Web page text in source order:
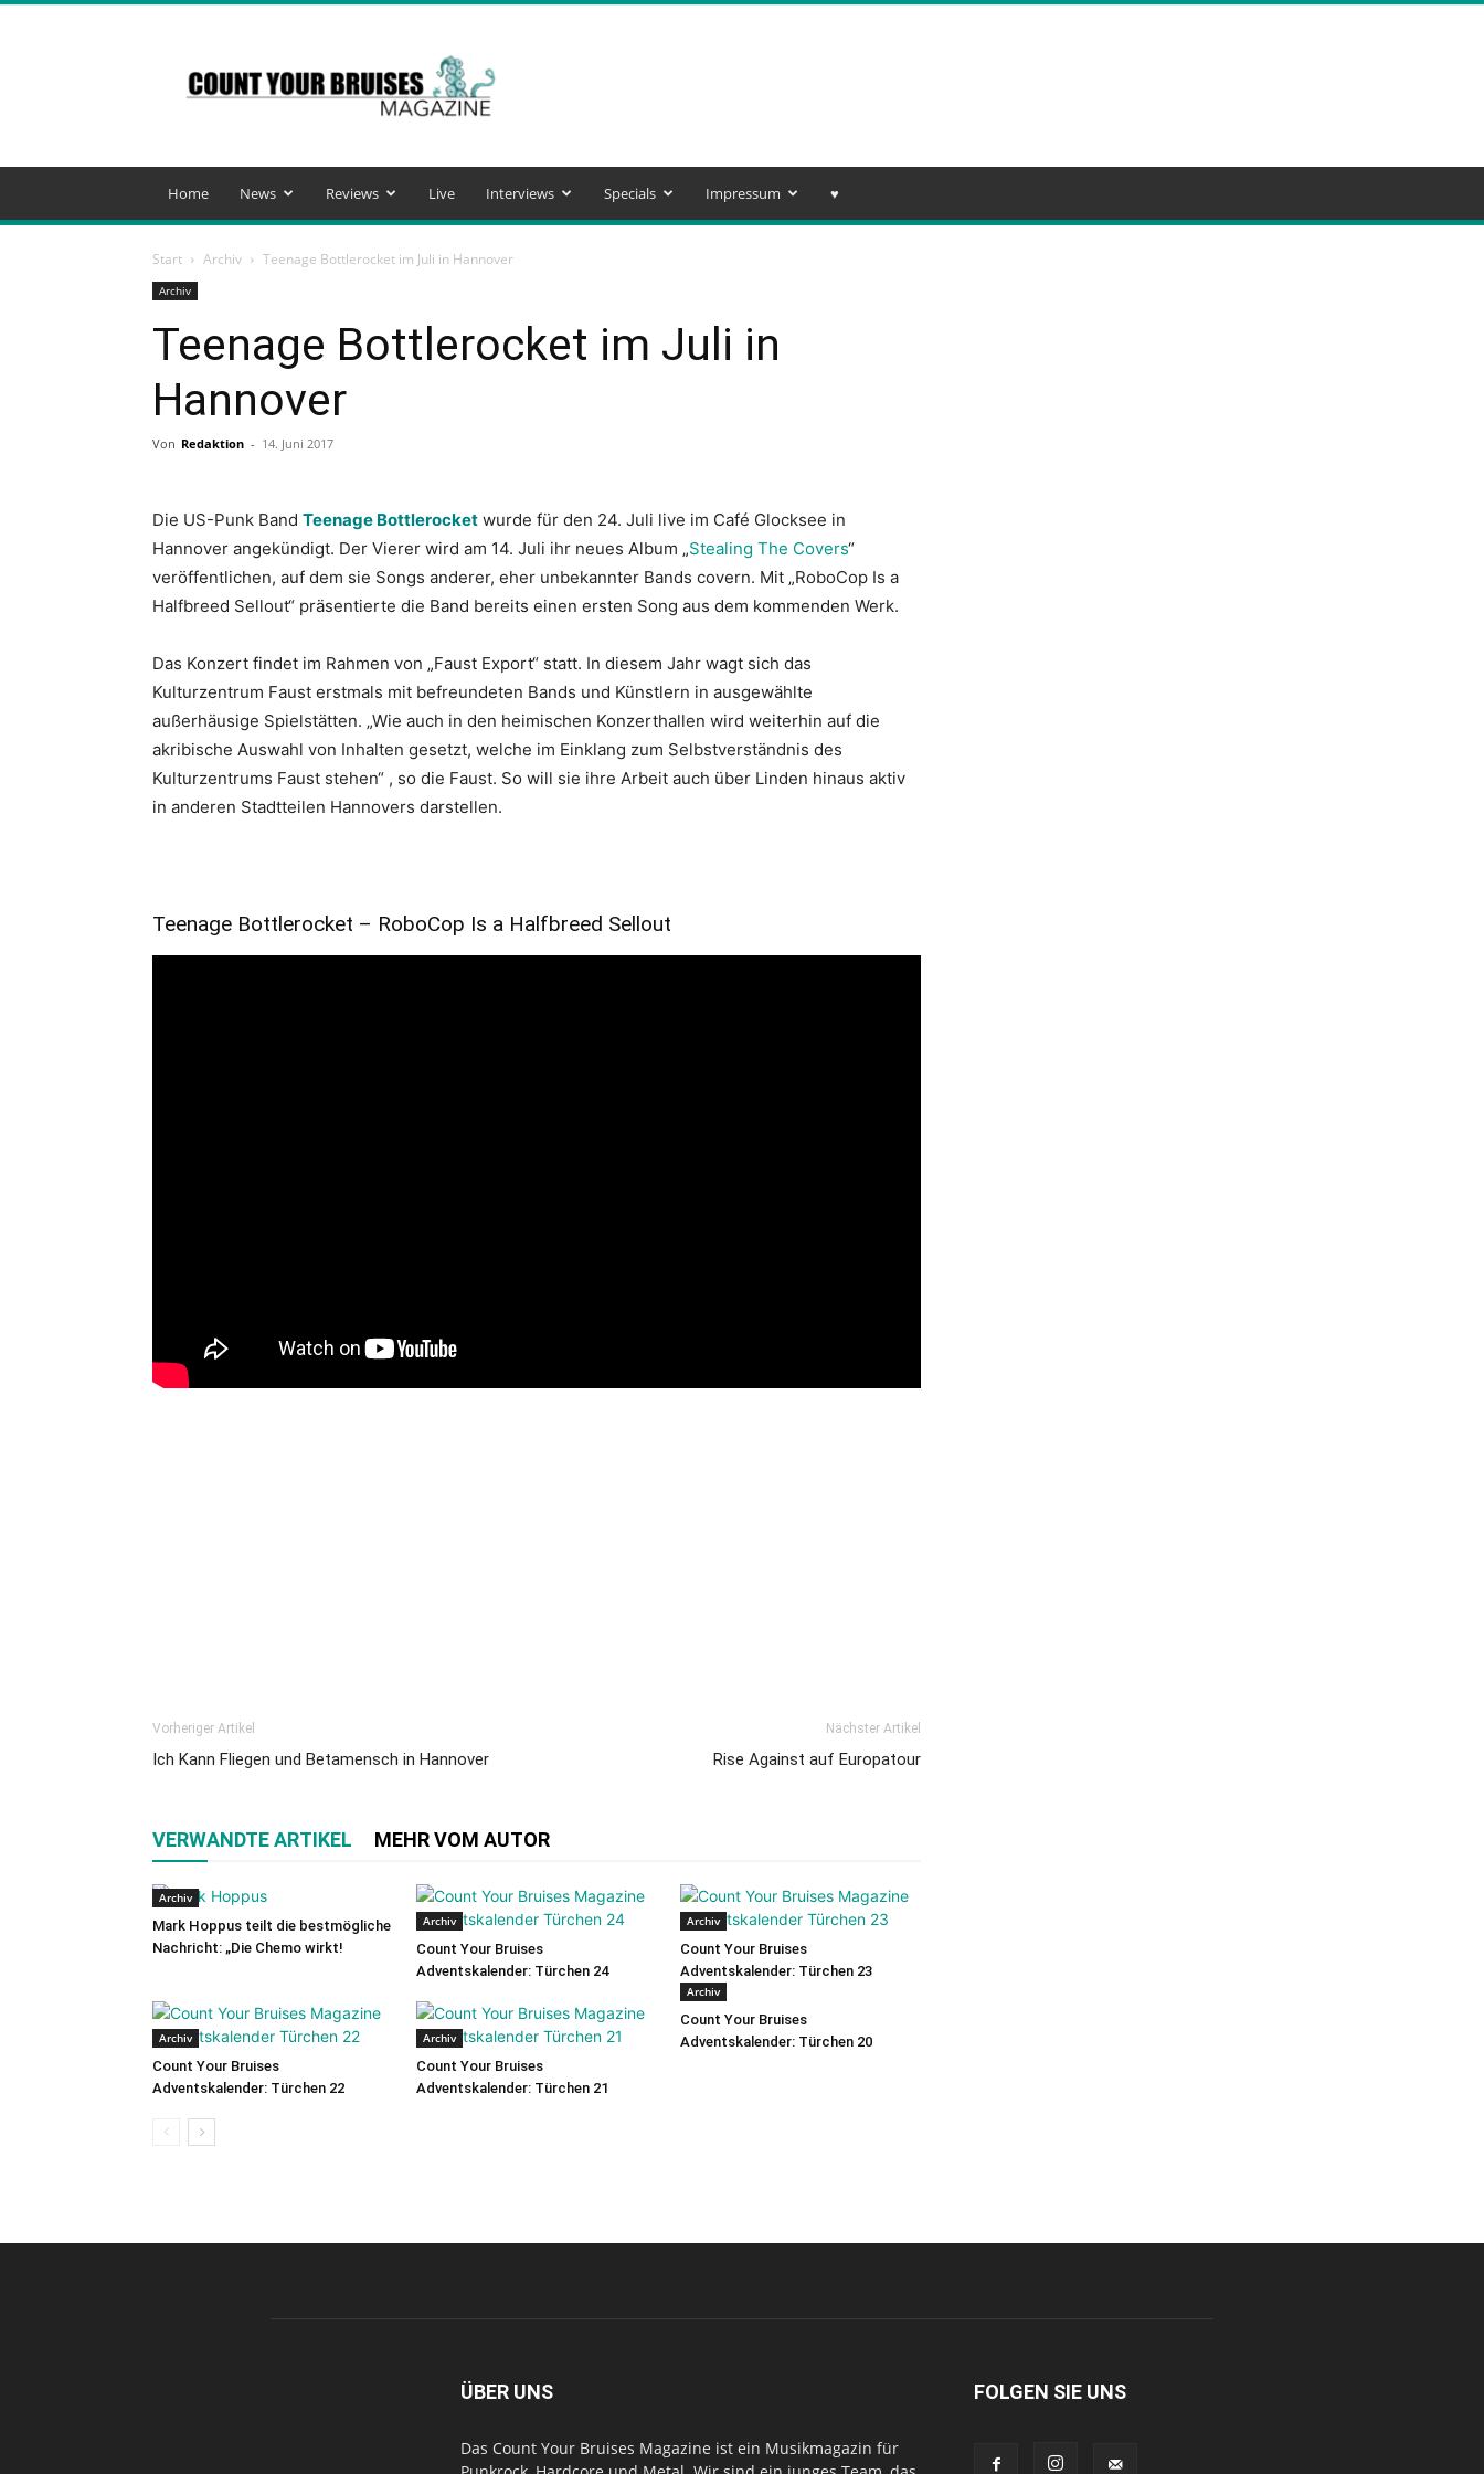
Your
Bruises
Magazine
Home News Reviews Live Interviews Specials Impressum ♥️
Start Archiv Teenage Bottlerocket im Juli in Hannover
Archiv
Teenage Bottlerocket im Juli in
Hannover
Von Redaktion - 14. Juni 2017
Die US-Punk Band Teenage Bottlerocket wurde für den 24. Juli live im Café Glocksee in
Hannover angekündigt. Der Vierer wird am 14. Juli ihr neues Album „Stealing The Covers“
veröffentlichen, auf dem sie Songs anderer, eher unbekannter Bands covern. Mit „RoboCop Is a
Halfbreed Sellout“ präsentierte die Band bereits einen ersten Song aus dem kommenden Werk.
Das Konzert findet im Rahmen von „Faust Export“ statt. In diesem Jahr wagt sich das
Kulturzentrum Faust erstmals mit befreundeten Bands und Künstlern in ausgewählte
außerhäusige Spielstätten. „Wie auch in den heimischen Konzerthallen wird weiterhin auf die
akribische Auswahl von Inhalten gesetzt, welche im Einklang zum Selbstverständnis des
Kulturzentrums Faust stehen“ , so die Faust. So will sie ihre Arbeit auch über Linden hinaus aktiv
in anderen Stadtteilen Hannovers darstellen.
Teenage Bottlerocket – RoboCop Is a Halfbreed Sellout
Vorheriger Artikel
Ich Kann Fliegen und Betamensch in Hannover
Nächster Artikel
Rise Against auf Europatour
VERWANDTE ARTIKEL MEHR VOM AUTOR
Archiv
Mark Hoppus teilt die bestmögliche
Nachricht: „Die Chemo wirkt!
Archiv
Count Your Bruises
Adventskalender: Türchen 24
Archiv
Count Your Bruises
Adventskalender: Türchen 23
Archiv
Count Your Bruises
Adventskalender: Türchen 22
Archiv
Count Your Bruises
Adventskalender: Türchen 21
Archiv
Count Your Bruises
Adventskalender: Türchen 20
ÜBER UNS
Das Count Your Bruises Magazine ist ein Musikmagazin für
FOLGEN SIE UNS